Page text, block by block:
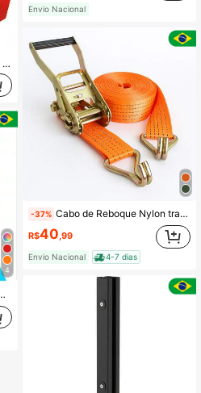
4/2/1 Peça Tampas Protetoras de Borracha Antiderrapante e Resistente para Pés de Escada, Tampas de Substituição Universal para Escada Telescópica, Capas de Pé Duráveis, Adequadas para Uso Doméstico e Industrial
4
Envio Nacional
-37% Cabo de Reboque Nylon tração cinta, cinto de tração, ferramenta de resgate de emergência, 3M e 3Toneladas KBD500
R$40,99
Envio Nacional 4-7 dias